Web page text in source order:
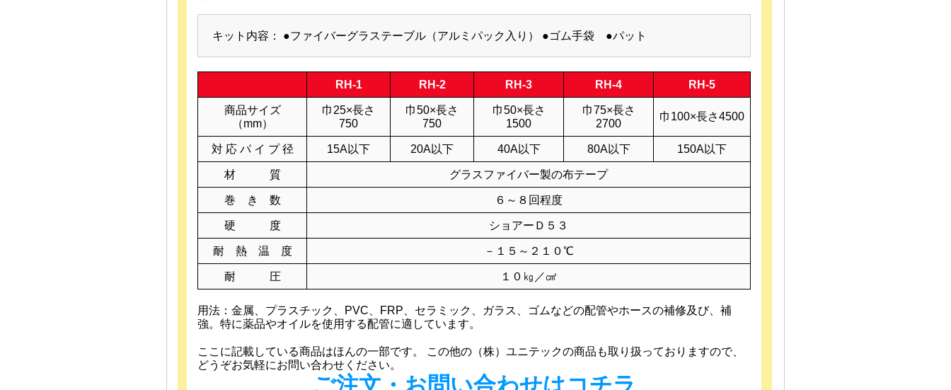
キット内容： ●ファイバーグラステーブル（アルミパック入り） ●ゴム手袋 ●パット
RH-1 RH-2 RH-3 RH-4 RH-5
商品サイズ
（mm）
巾25×長さ
750
巾50×長さ
750
巾50×長さ
1500
巾75×長さ
2700
巾100×長さ4500
対 応 パ イ プ 径 15A以下 20A以下 40A以下 80A以下 150A以下
材 質 グラスファイバー製の布テープ
巻 き 数 ６～８回程度
硬 度 ショアーＤ５３
耐 熱 温 度 －１５～２１０℃
耐 圧 １０㎏／㎠
用法：金属、プラスチック、PVC、FRP、セラミック、ガラス、ゴムなどの配管やホースの補修及び、補
強。特に薬品やオイルを使用する配管に適しています。
ここに記載している商品はほんの一部です。 この他の（株）ユニテックの商品も取り扱っておりますので、
どうぞお気軽にお問い合わせください。